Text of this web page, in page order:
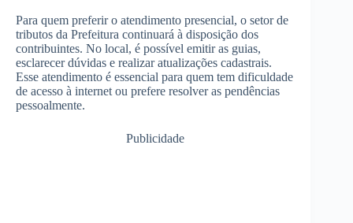
Para quem preferir o atendimento presencial, o setor de
tributos da Prefeitura continuará à disposição dos
contribuintes. No local, é possível emitir as guias,
esclarecer dúvidas e realizar atualizações cadastrais.
Esse atendimento é essencial para quem tem dificuldade
de acesso à internet ou prefere resolver as pendências
pessoalmente.
Publicidade